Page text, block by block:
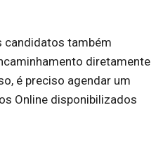
candidatos também
diretamente
é preciso agendar um
Online disponibilizados